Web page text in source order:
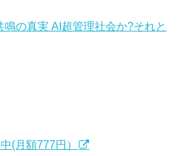
の真実 AI超管理社会か?それと
(月額777円）